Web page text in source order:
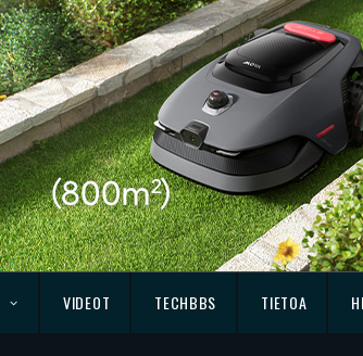
VIDEOT TECHBBS TIETOA